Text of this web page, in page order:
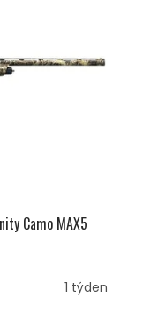
Camo MAX5
1 týden